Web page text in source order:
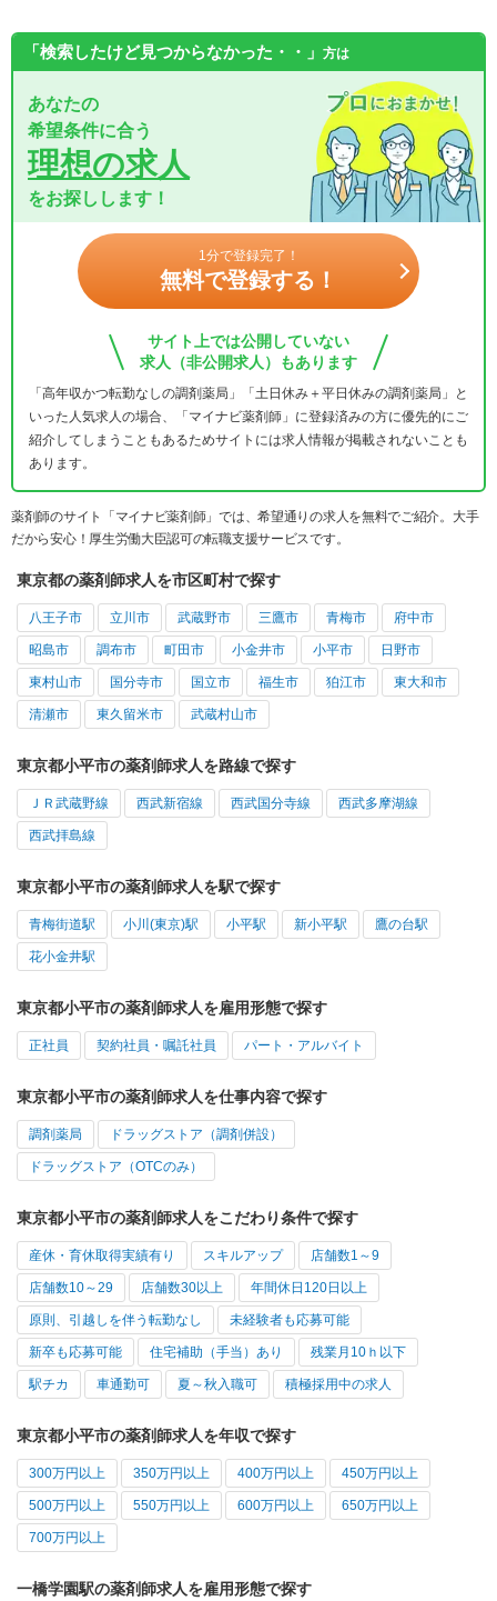
「検索したけど見つからなかった・・」 方は
あなたの
希望条件に合う
理想の求人
をお探しします！
1分で登録完了！
無料で登録する！
サイト上では公開していない
求人（非公開求人）もあります
「高年収かつ転勤なしの調剤薬局」「土日休み＋平日休みの調剤薬局」と
いった人気求人の場合、「マイナビ薬剤師」に登録済みの方に優先的にご
紹介してしまうこともあるためサイトには求人情報が掲載されないことも
あります。
薬剤師のサイト「マイナビ薬剤師」では、希望通りの求人を無料でご紹介。大手
だから安心！厚生労働大臣認可の転職支援サービスです。
東京都の薬剤師求人を市区町村で探す
八王子市 立川市 武蔵野市 三鷹市 青梅市 府中市
昭島市 調布市 町田市 小金井市 小平市 日野市
東村山市 国分寺市 国立市 福生市 狛江市 東大和市
清瀬市 東久留米市 武蔵村山市
東京都小平市の薬剤師求人を路線で探す
ＪＲ武蔵野線 西武新宿線 西武国分寺線 西武多摩湖線
西武拝島線
東京都小平市の薬剤師求人を駅で探す
青梅街道駅 小川(東京)駅 小平駅 新小平駅 鷹の台駅
花小金井駅
東京都小平市の薬剤師求人を雇用形態で探す
正社員 契約社員・嘱託社員 パート・アルバイト
東京都小平市の薬剤師求人を仕事内容で探す
調剤薬局 ドラッグストア（調剤併設）
ドラッグストア（OTCのみ）
東京都小平市の薬剤師求人をこだわり条件で探す
産休・育休取得実績有り スキルアップ 店舗数1～9
店舗数10～29 店舗数30以上 年間休日120日以上
原則、引越しを伴う転勤なし 未経験者も応募可能
新卒も応募可能 住宅補助（手当）あり 残業月10ｈ以下
駅チカ 車通勤可 夏～秋入職可 積極採用中の求人
東京都小平市の薬剤師求人を年収で探す
300万円以上 350万円以上 400万円以上 450万円以上
500万円以上 550万円以上 600万円以上 650万円以上
700万円以上
一橋学園駅の薬剤師求人を雇用形態で探す